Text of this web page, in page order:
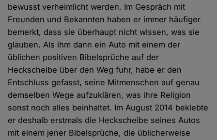
bewusst verheimlicht werden. Im Gespräch mit
Freunden und Bekannten haben er immer häufiger
bemerkt, dass sie überhaupt nicht wissen, was sie
glauben. Als ihm dann ein Auto mit einem der
üblichen positiven Bibelsprüche auf der
Heckscheibe über den Weg fuhr, habe er den
Entschluss gefasst, seine Mitmenschen auf genau
demselben Wege aufzuklären, was ihre Religion
sonst noch alles beinhaltet. Im August 2014 beklebte
er deshalb erstmals die Heckscheibe seines Autos
mit einem jener Bibelsprüche, die üblicherweise